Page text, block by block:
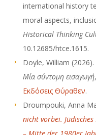
international history
moral aspects,
Historical Thinking
10.12685/htce.1615.
Doyle, William (2026).
Μία σύντομη εισαγωγή
Εκδόσεις Θύραθεν.
Droumpouki, Anna
nicht vorbei.